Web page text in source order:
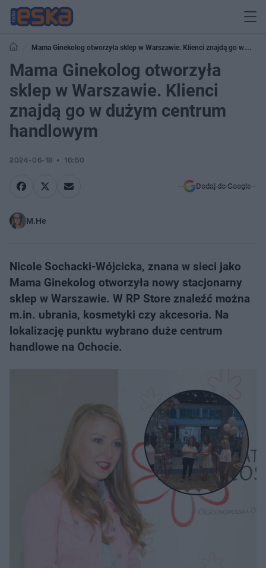
Mama Ginekolog otworzyła sklep w Warszawie. Klienci znajdą go w
dużym centrum handlowym
Mama Ginekolog otworzyła
sklep w Warszawie. Klienci
znajdą go w dużym centrum
handlowym
2024-06-18 16:50
Dodaj do Google
M.He
Nicole Sochacki-Wójcicka, znana w sieci jako
Mama Ginekolog otworzyła nowy stacjonarny
sklep w Warszawie. W RP Store znaleźć można
m.in. ubrania, kosmetyki czy akcesoria. Na
lokalizację punktu wybrano duże centrum
handlowe na Ochocie.